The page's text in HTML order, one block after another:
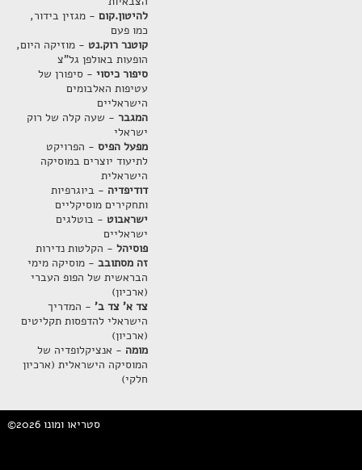
להיטון.קום- מגזין בידור,
כמו פעם
קוטנר רוק.נט - מוזיקה היום,
הופעות באולפן גל"צ
סיפור כיסוי- סיפורן של
עטיפות האלבומים
הישראליים
המגבר- שעה קלה של רוק
ישראלי
מפעל הפיס- הפרויקט
לתיעוד יוצרים במוסיקה
הישראלית
דודיפדיה - ביוגרפיות
ותחקירים מוסיקליים
ישראבוט - בוטלגים
ישראליים
פוסיהל- הקלטות נדירות
זה מסתובב- מוסיקה מימי
הבראשית של הפופ העברי
(ארכיון)
צד א' צד ב'- המדריך
הישראלי להדפסות תקליטים
(ארכיון)
מומה - אנציקלופדיה של
המוסיקה הישראלית (ארכיון
חלקי)
©2026 סטריאו ומונו